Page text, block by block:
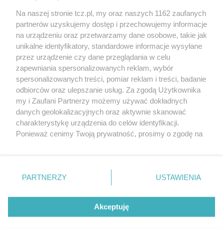
O FIRMIE POLITYKA PRYWATNOŚCI HOSTING
REKLAMA WSPÓŁPRACA RSS FACEBOOK KONTAKT
Nasze serwisy
Aktualności
Tcz24
Historia miasta
Muzyka i kultura
Archiwum wydarzeń
Zdjęcia miasta
Na naszej stronie tcz.pl, my oraz naszych 1162 zaufanych
partnerów uzyskujemy dostęp i przechowujemy informacje
na urządzeniu oraz przetwarzamy dane osobowe, takie jak
unikalne identyfikatory, standardowe informacje wysyłane
przez urządzenie czy dane przeglądania w celu
zapewniania spersonalizowanych reklam, wybór
spersonalizowanych treści, pomiar reklam i treści, badanie
odbiorców oraz ulepszanie usług. Za zgodą Użytkownika
my i Zaufani Partnerzy możemy używać dokładnych
danych geolokalizacyjnych oraz aktywnie skanować
charakterystykę urządzenia do celów identyfikacji.
Ponieważ cenimy Twoją prywatność, prosimy o zgodę na
znajdujący się w lewym dolnym rogu strony
. Niektóre
przetwarzaniu. Preferencje będą miały zastosowania tylko
PARTNERZY USTAWIENIA
Akceptuję